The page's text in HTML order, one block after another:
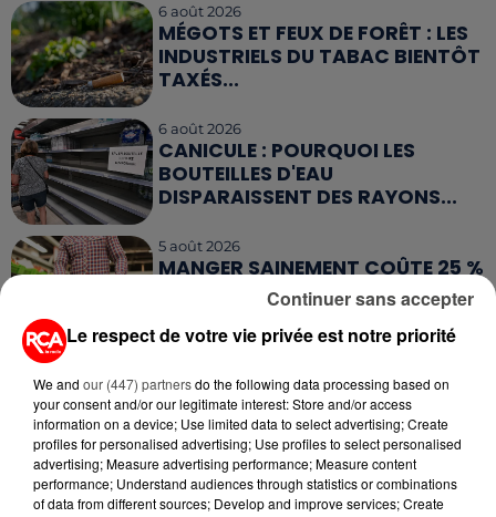
6 août 2026
MÉGOTS ET FEUX DE FORÊT : LES
INDUSTRIELS DU TABAC BIENTÔT
TAXÉS...
6 août 2026
CANICULE : POURQUOI LES
BOUTEILLES D'EAU
DISPARAISSENT DES RAYONS...
5 août 2026
MANGER SAINEMENT COÛTE 25 %
PLUS CHER QU'IL Y A CINQ ANS,
QUELLES SONT LES MARQUES QUI
OFFRENT LE MEILLEUR RAPPORT...
Le respect de votre vie privée est notre priorité
We and our (447) partnersdo the following data processing based on
your consent and/or our legitimate interest: Store and/or access
information on a device; Use limited data to select advertising; Create
profiles for personalised advertising; Use profiles to select personalised
advertising; Measure advertising performance; Measure content
performance; Understand audiences through statistics or combinations
of data from different sources; Develop and improve services; Create
Continuer sans accepter